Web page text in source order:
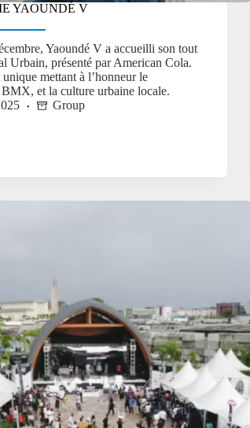
YAOUNDÉ V
Yaoundé V a accueilli son tout
Urbain, présenté par American Cola.
mettant à l’honneur le
BMX, et la culture urbaine locale.
Group